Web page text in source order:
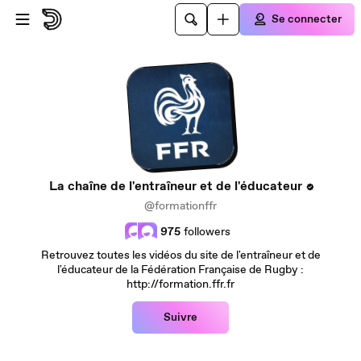
Passer au contenu principal
Se connecter
La chaîne de l'entraîneur et de l'éducateur
@formationffr
975 followers
Retrouvez toutes les vidéos du site de l'entraîneur et de
l'éducateur de la Fédération Française de Rugby :
http://formation.ffr.fr
Suivre